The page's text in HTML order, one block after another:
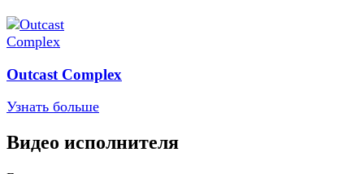
Outcast Complex
Узнать больше
Видео исполнителя